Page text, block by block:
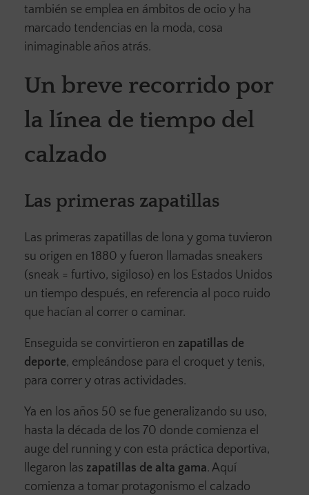
también se emplea en ámbitos de ocio y ha
marcado tendencias en la moda, cosa
inimaginable años atrás.
Un breve recorrido por
la línea de tiempo del
calzado
Las primeras zapatillas
Las primeras zapatillas de lona y goma tuvieron
su origen en 1880 y fueron llamadas sneakers
(sneak = furtivo, sigiloso) en los Estados Unidos
un tiempo después, en referencia al poco ruido
que hacían al correr o caminar.
Enseguida se convirtieron en zapatillas de
deporte, empleándose para el croquet y tenis,
para correr y otras actividades.
Ya en los años 50 se fue generalizando su uso,
hasta la década de los 70 donde comienza el
auge del running y con esta práctica deportiva,
llegaron las zapatillas de alta gama. Aquí
comienza a tomar protagonismo el calzado